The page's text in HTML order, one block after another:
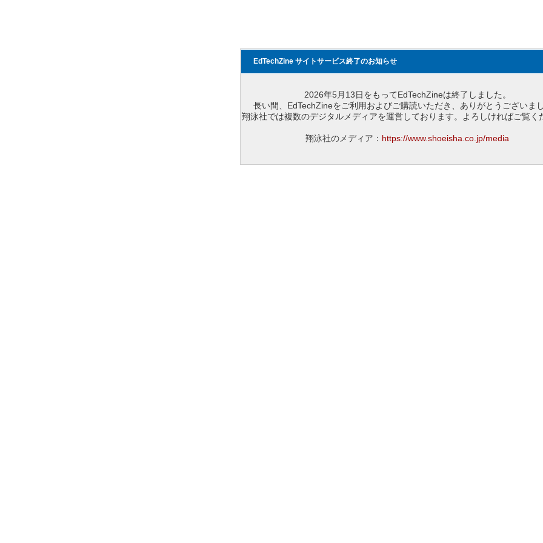
EdTechZine サイトサービス終了のお知らせ
2026年5月13日をもってEdTechZineは終了しました。
長い間、EdTechZineをご利用およびご購読いただき、ありがとうございまし
翔泳社では複数のデジタルメディアを運営しております。よろしければご覧く
翔泳社のメディア： https://www.shoeisha.co.jp/media